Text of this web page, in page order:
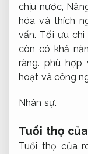
chịu nước,
hóa và thích
vấn. Tối ưu chi
còn có khả
ràng. phù hợp
hoạt và công
Nhân sự.
Tuổi thọ
Tuổi thọ của